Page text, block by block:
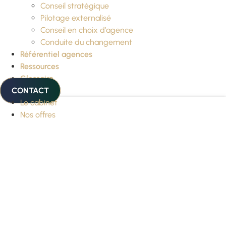
Conseil stratégique
Pilotage externalisé
Conseil en choix d’agence
Conduite du changement
Référentiel agences
Ressources
Glossaire
CONTACT
Le cabinet
Nos offres